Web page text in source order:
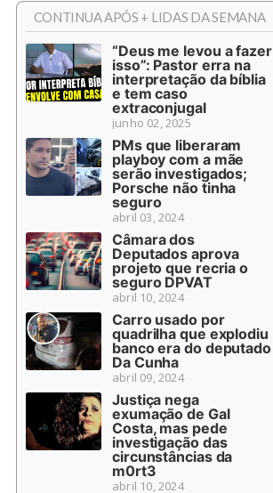
CONTINUA APÓS + LIDAS DA SEMANA
“Deus me levou a fazer
isso”: Pastor erra na
interpretação da bíblia
e tem caso
extraconjugal
junho 02, 2025
PMs que liberaram
playboy com a mãe
serão investigados;
Porsche não tinha
seguro
abril 03, 2024
Câmara dos
Deputados aprova
projeto que recria o
seguro DPVAT
abril 10, 2024
Carro usado por
quadrilha que explodiu
banco era do deputado
Da Cunha
abril 09, 2024
Justiça nega
exumação de Gal
Costa, mas pede
investigação das
circunstâncias da
m0rt3
abril 10, 2024